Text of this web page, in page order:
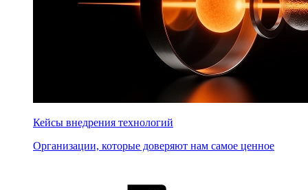
Кейсы внедрения технологий
Организации, которые доверяют нам самое ценное